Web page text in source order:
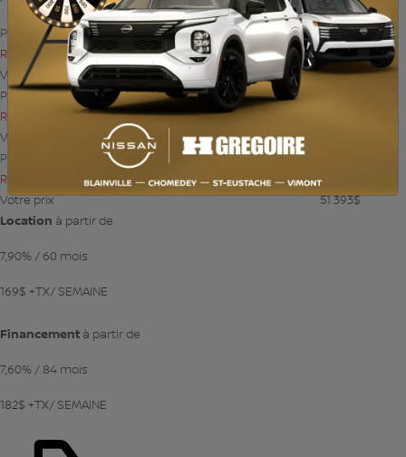
PDSF* 61 393$
Rabais
10 000$
Votre prix
51 393$
PDSF*
Rabais
Votre prix
PDSF*
Rabais
10 000
Votre prix
51 393$
Location à partir de
7,90%/ 60 mois
169$ +TX/ SEMAINE
Financement à partir de
7,60%/ 84 mois
182$ +TX/ SEMAINE